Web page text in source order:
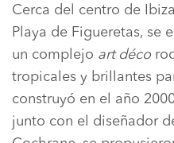
Cerca del centro de
Playa de Figueretas, se
un complejo art déco
tropicales y brillantes
construyó en el año
junto con el diseñador